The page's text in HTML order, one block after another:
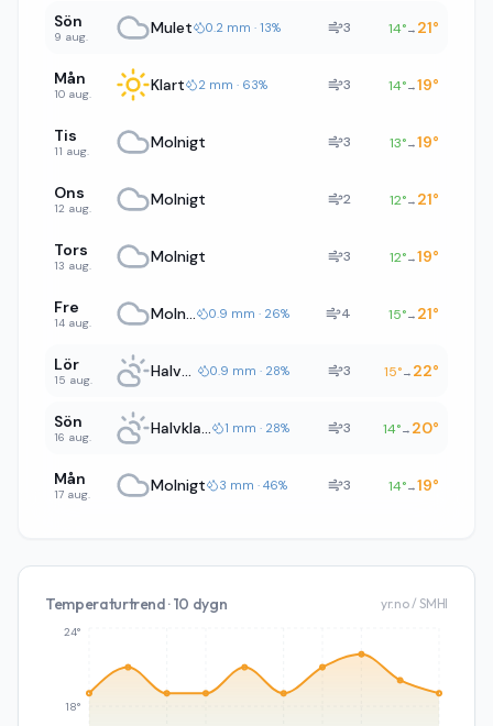
Sön
9 aug. Mulet 0.2 mm · 13% 3 14°→ 21°
Mån
10 aug. Klart 2 mm · 63% 3 14°→19°
Tis
11 aug. Molnigt 3 13°→19°
Ons
12 aug. Molnigt 2 12°→ 21°
Tors
13 aug. Molnigt 3 12°→19°
Fre
14 aug. Molnigt 0.9 mm · 26% 4 15°→ 21°
Lör
15 aug. Halvklart 0.9 mm · 28% 3 15°→ 22°
Sön
16 aug. Halvklart 1 mm · 28% 3 14°→ 20°
Mån
17 aug. Molnigt 3 mm · 46% 3 14°→19°
Temperaturtrend · 10 dygn yr.no / SMHI
18°
24°